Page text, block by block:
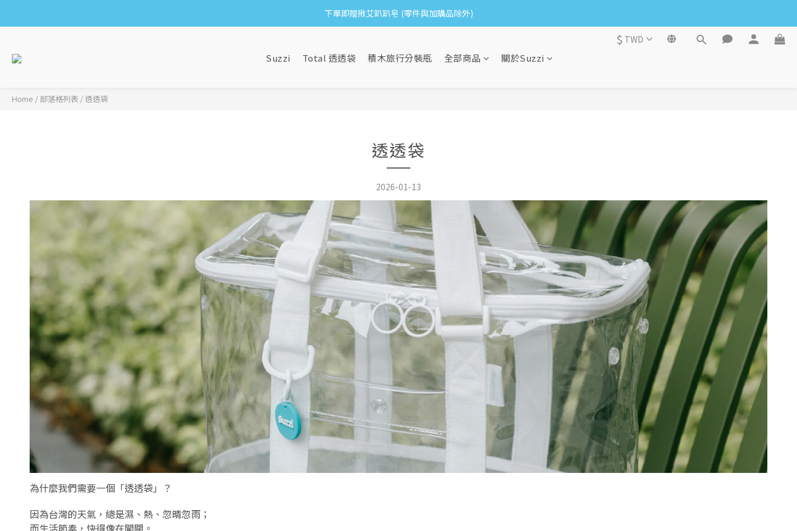
新會員加入即可獲得 $50 購物金
下單即贈揪艾趴趴皂 (零件與加購品除外)
$ TWD
Suzzi Total 透透袋 積木旅行分裝瓶 全部商品 關於Suzzi
Home / 部落格列表 / 透透袋
透透袋
2026-01-13
為什麼我們需要一個「透透袋」？
因為台灣的天氣，總是濕、熱、忽晴忽雨；
而生活節奏，快得像在闖關。